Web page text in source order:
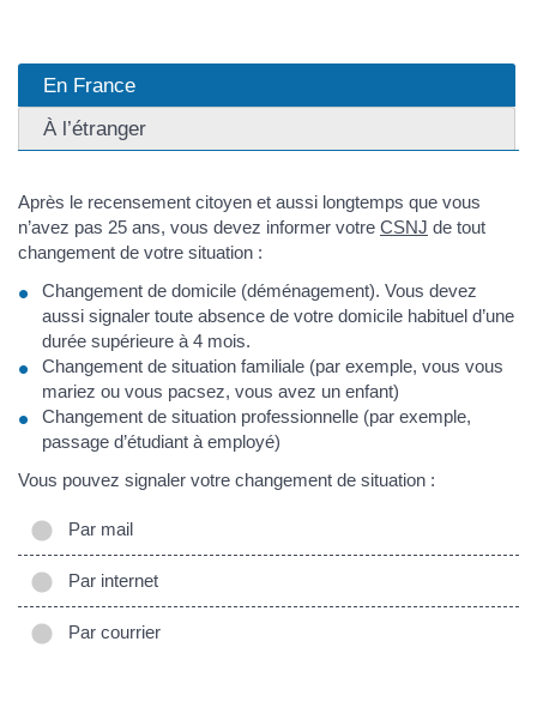
En France
À l’étranger
Après le recensement citoyen et aussi longtemps que vous
n’avez pas 25 ans, vous devez informer votre CSNJ de tout
changement de votre situation :
Changement de domicile (déménagement). Vous devez
aussi signaler toute absence de votre domicile habituel d’une
durée supérieure à 4 mois.
Changement de situation familiale (par exemple, vous vous
mariez ou vous pacsez, vous avez un enfant)
Changement de situation professionnelle (par exemple,
passage d’étudiant à employé)
Vous pouvez signaler votre changement de situation :
Par mail
Par internet
Par courrier